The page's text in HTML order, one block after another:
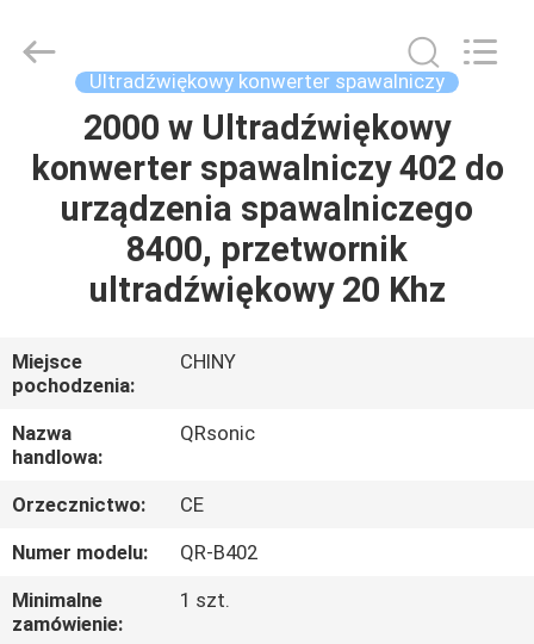
PRODUKTY
WYCIECZKA
PO
FABRYCE
KONTROLA
JAKOŚCI
Equipment
Co.,Ltd.
Ultradźwiękowy konwerter spawalniczy
2000 w Ultradźwiękowy
konwerter spawalniczy 402 do
urządzenia spawalniczego
8400, przetwornik
ultradźwiękowy 20 Khz
Miejsce
pochodzenia:
CHINY
Nazwa
handlowa:
QRsonic
Orzecznictwo:
CE
Numer modelu:
QR-B402
Minimalne
zamówienie:
1 szt.